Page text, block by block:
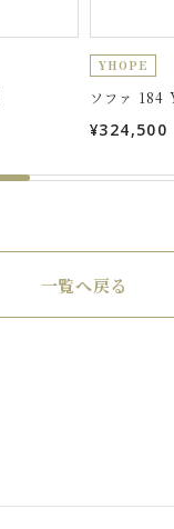
YHOPE
ソファ 184
¥324,500
一覧へ戻る